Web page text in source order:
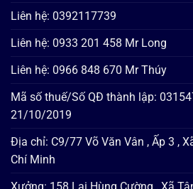
Liên hệ: 0392117739
Liên hệ: 0933 201 458 Mr Long
Liên hệ: 0966 848 670 Mr Thúy
Mã số thuế/Số QĐ thành lập:
21/10/2019
Địa chỉ: C9/77 Võ Văn Vân , Ấp 3 ,
Chí Minh